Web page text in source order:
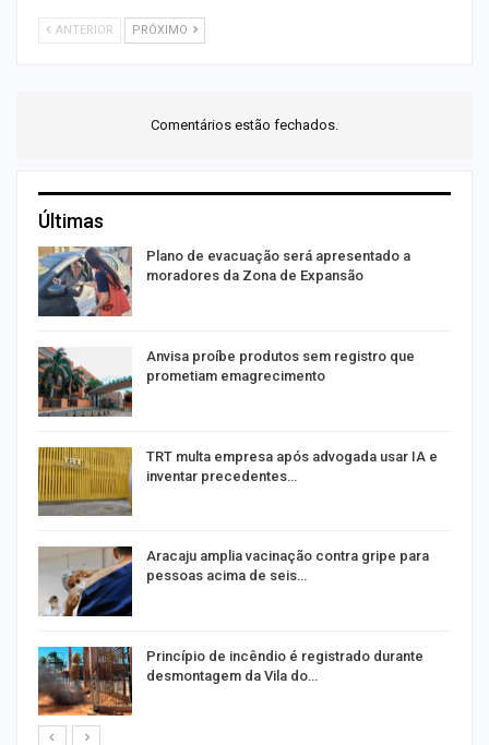
ANTERIOR PRÓXIMO
Comentários estão fechados.
Últimas
Plano de evacuação será apresentado a
moradores da Zona de Expansão
Anvisa proíbe produtos sem registro que
prometiam emagrecimento
TRT multa empresa após advogada usar IA e
inventar precedentes…
Aracaju amplia vacinação contra gripe para
pessoas acima de seis…
Princípio de incêndio é registrado durante
desmontagem da Vila do…